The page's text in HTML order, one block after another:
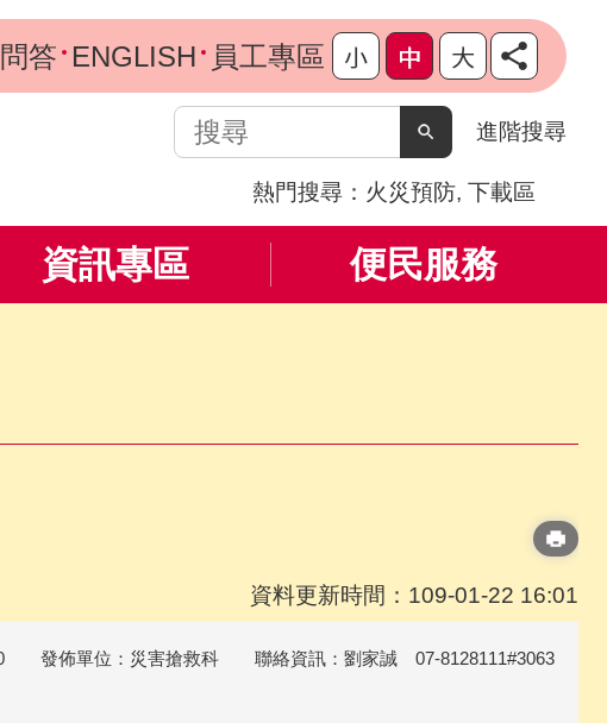
答 ENGLISH 員工專區
搜
尋
進階搜尋
熱門搜尋： 火災預防 下載區
資訊專區 便民服務
資料更新時間：109-01-22 16:01
發佈單位：災害搶救科 聯絡資訊：劉家誠 07-8128111#3063